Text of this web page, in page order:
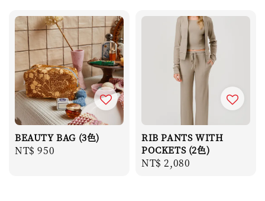
BEAUTY BAG (3色)
Regular
NT$ 950
RIB PANTS WITH
POCKETS (2色)
Regular
NT$ 2,080